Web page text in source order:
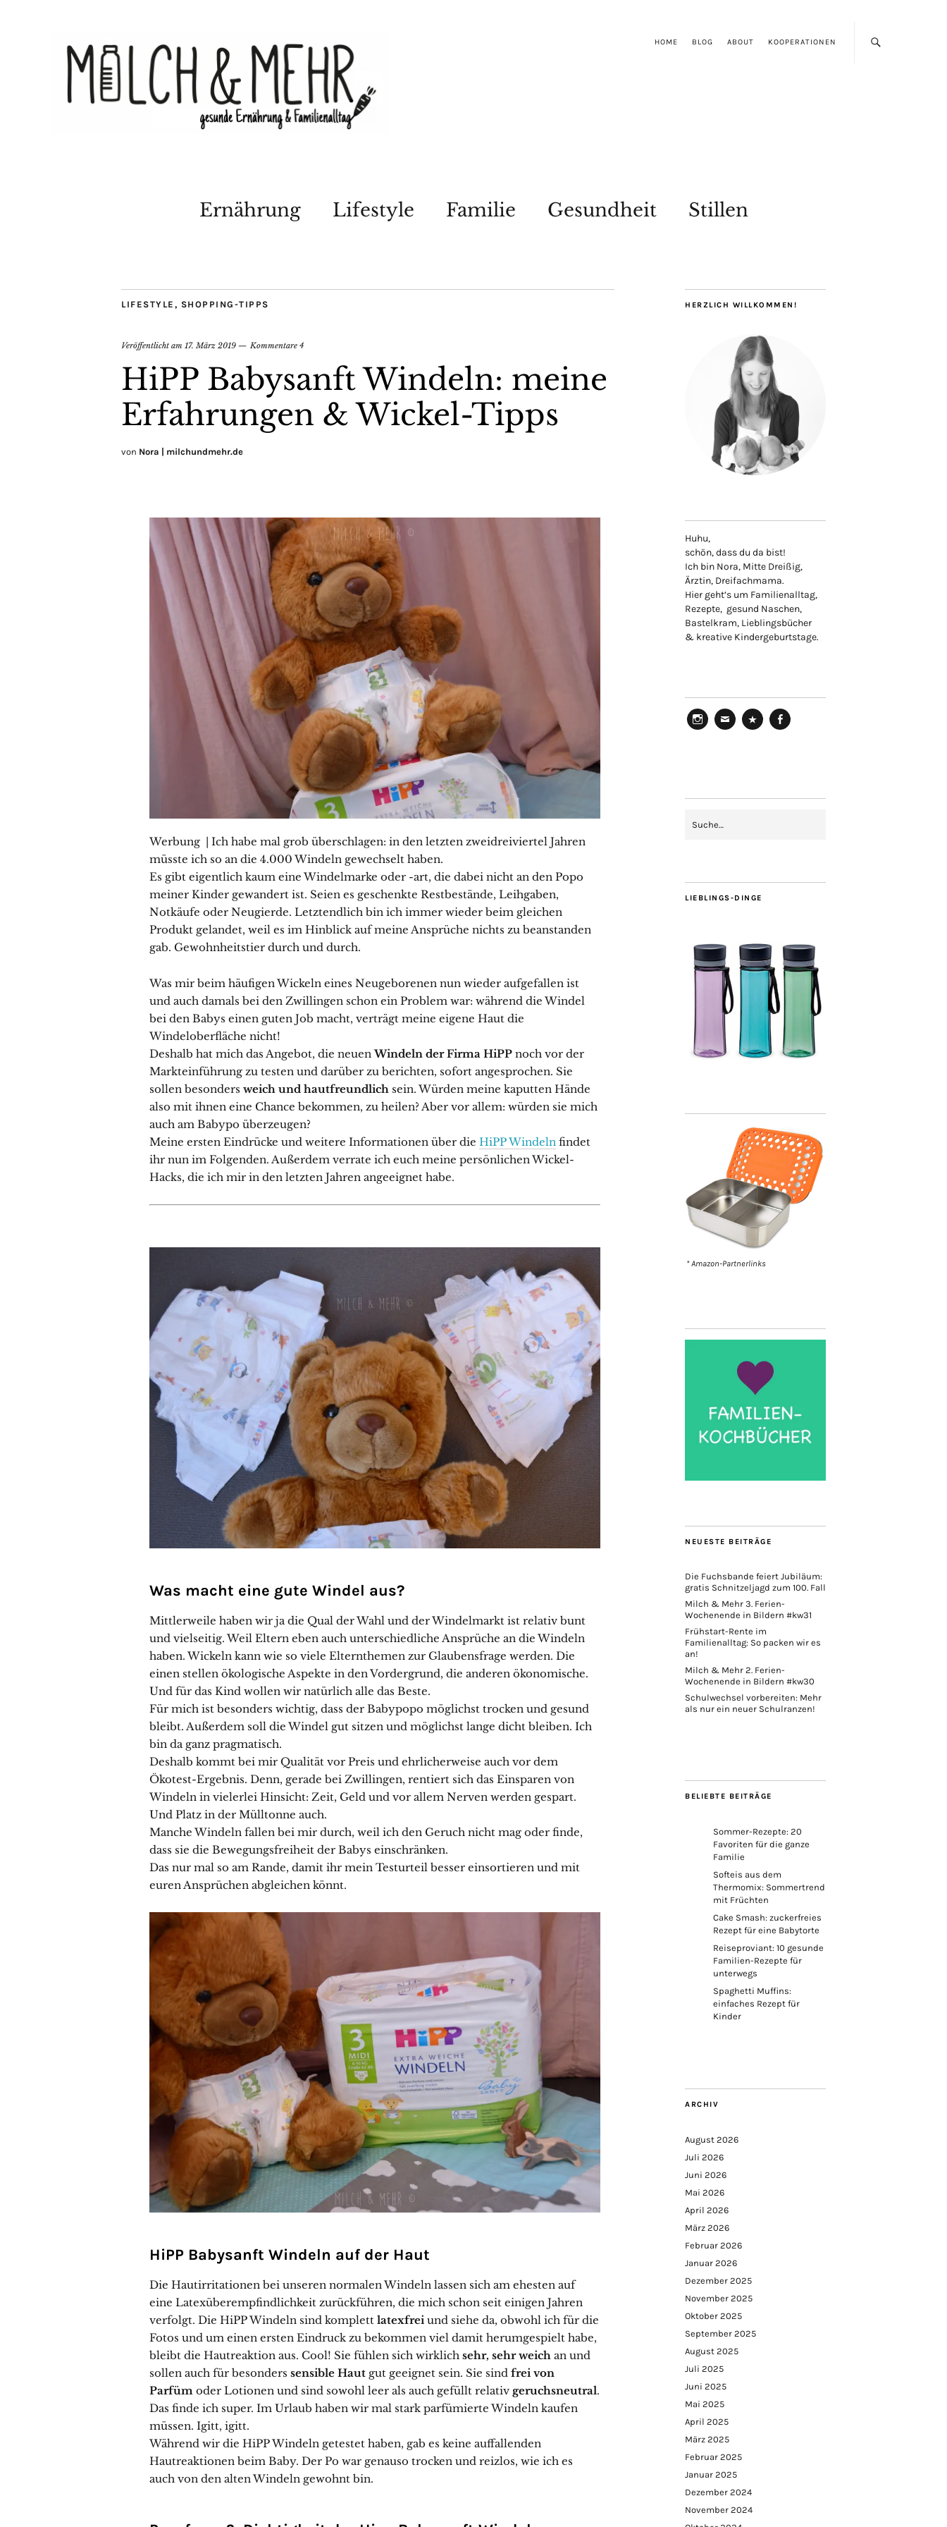
HOME BLOG ABOUT KOOPERATIONEN
Ernährung Lifestyle Familie Gesundheit Stillen
LIFESTYLE , SHOPPING-TIPPS
Veröffentlicht am 17. März 2019 Kommentare 4
HiPP Babysanft Windeln: meine
Erfahrungen & Wickel-Tipps
von Nora | milchundmehr.de
Werbung | Ich habe mal grob überschlagen: in den letzten zweidreiviertel Jahren
müsste ich so an die 4.000 Windeln gewechselt haben.
Es gibt eigentlich kaum eine Windelmarke oder -art, die dabei nicht an den Popo
meiner Kinder gewandert ist. Seien es geschenkte Restbestände, Leihgaben,
Notkäufe oder Neugierde. Letztendlich bin ich immer wieder beim gleichen
Produkt gelandet, weil es im Hinblick auf meine Ansprüche nichts zu beanstanden
gab. Gewohnheitstier durch und durch.
Was mir beim häufigen Wickeln eines Neugeborenen nun wieder aufgefallen ist
und auch damals bei den Zwillingen schon ein Problem war: während die Windel
bei den Babys einen guten Job macht, verträgt meine eigene Haut die
Windeloberfläche nicht!
Deshalb hat mich das Angebot, die neuenWindeln der Firma HiPP noch vor der
Markteinführung zu testen und darüber zu berichten, sofort angesprochen. Sie
sollen besonders weich und hautfreundlich sein. Würden meine kaputten Hände
also mit ihnen eine Chance bekommen, zu heilen? Aber vor allem: würden sie mich
auch am Babypo überzeugen?
Meine ersten Eindrücke und weitere Informationen über die HiPP Windeln findet
ihr nun im Folgenden. Außerdem verrate ich euch meine persönlichen Wickel-
Hacks, die ich mir in den letzten Jahren angeeignet habe.
Was macht eine gute Windel aus?
Mittlerweile haben wir ja die Qual der Wahl und der Windelmarkt ist relativ bunt
und vielseitig. Weil Eltern eben auch unterschiedliche Ansprüche an die Windeln
haben. Wickeln kann wie so viele Elternthemen zur Glaubensfrage werden. Die
einen stellen ökologische Aspekte in den Vordergrund, die anderen ökonomische.
Und für das Kind wollen wir natürlich alle das Beste.
Für mich ist besonders wichtig, dass der Babypopo möglichst trocken und gesund
bleibt. Außerdem soll die Windel gut sitzen und möglichst lange dicht bleiben. Ich
bin da ganz pragmatisch.
Deshalb kommt bei mir Qualität vor Preis und ehrlicherweise auch vor dem
Ökotest-Ergebnis. Denn, gerade bei Zwillingen, rentiert sich das Einsparen von
Windeln in vielerlei Hinsicht: Zeit, Geld und vor allem Nerven werden gespart.
Und Platz in der Mülltonne auch.
Manche Windeln fallen bei mir durch, weil ich den Geruch nicht mag oder finde,
dass sie die Bewegungsfreiheit der Babys einschränken.
Das nur mal so am Rande, damit ihr mein Testurteil besser einsortieren und mit
euren Ansprüchen abgleichen könnt.
HiPP Babysanft Windeln auf der Haut
Die Hautirritationen bei unseren normalen Windeln lassen sich am ehesten auf
eine Latexüberempfindlichkeit zurückführen, die mich schon seit einigen Jahren
verfolgt. Die HiPP Windeln sind komplett latexfrei und siehe da, obwohl ich für die
Fotos und um einen ersten Eindruck zu bekommen viel damit herumgespielt habe,
bleibt die Hautreaktion aus. Cool! Sie fühlen sich wirklich sehr, sehr weich an und
sollen auch für besonders sensible Haut gut geeignet sein. Sie sind frei von
Parfüm oder Lotionen und sind sowohl leer als auch gefüllt relativ geruchsneutral.
Das finde ich super. Im Urlaub haben wir mal stark parfümierte Windeln kaufen
müssen. Igitt, igitt.
Während wir die HiPP Windeln getestet haben, gab es keine auffallenden
Hautreaktionen beim Baby. Der Po war genauso trocken und reizlos, wie ich es
auch von den alten Windeln gewohnt bin.
HERZLICH WILLKOMMEN!
Huhu,
schön, dass du da bist!
Ich bin Nora, Mitte Dreißig,
Ärztin, Dreifachmama.
Hier geht’s um Familienalltag,
Rezepte, gesund Naschen,
Bastelkram, Lieblingsbücher
& kreative Kindergeburtstage.
LIEBLINGS-DINGE
* Amazon-Partnerlinks
NEUESTE BEITRÄGE
Die Fuchsbande feiert Jubiläum:
gratis Schnitzeljagd zum 100. Fall
Milch & Mehr 3. Ferien-
Wochenende in Bildern #kw31
Frühstart-Rente im
Familienalltag: So packen wir es
an!
Milch & Mehr 2. Ferien-
Wochenende in Bildern #kw30
Schulwechsel vorbereiten: Mehr
als nur ein neuer Schulranzen!
BELIEBTE BEITRÄGE
Sommer-Rezepte: 20
Favoriten für die ganze
Familie
Softeis aus dem
Thermomix: Sommertrend
mit Früchten
Cake Smash: zuckerfreies
Rezept für eine Babytorte
Reiseproviant: 10 gesunde
Familien-Rezepte für
unterwegs
Spaghetti Muffins:
einfaches Rezept für
Kinder
ARCHIV
August 2026
Juli 2026
Juni 2026
Mai 2026
April 2026
März 2026
Februar 2026
Januar 2026
Dezember 2025
November 2025
Oktober 2025
September 2025
August 2025
Juli 2025
Juni 2025
Mai 2025
April 2025
März 2025
Februar 2025
Januar 2025
Dezember 2024
November 2024